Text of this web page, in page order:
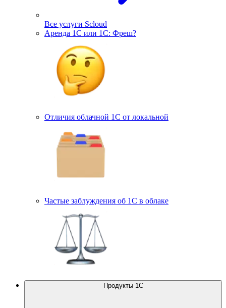
Все услуги Scloud
Аренда 1С или 1С: Фреш?
Отличия облачной 1С от локальной
Частые заблуждения об 1С в облаке
Продукты 1С